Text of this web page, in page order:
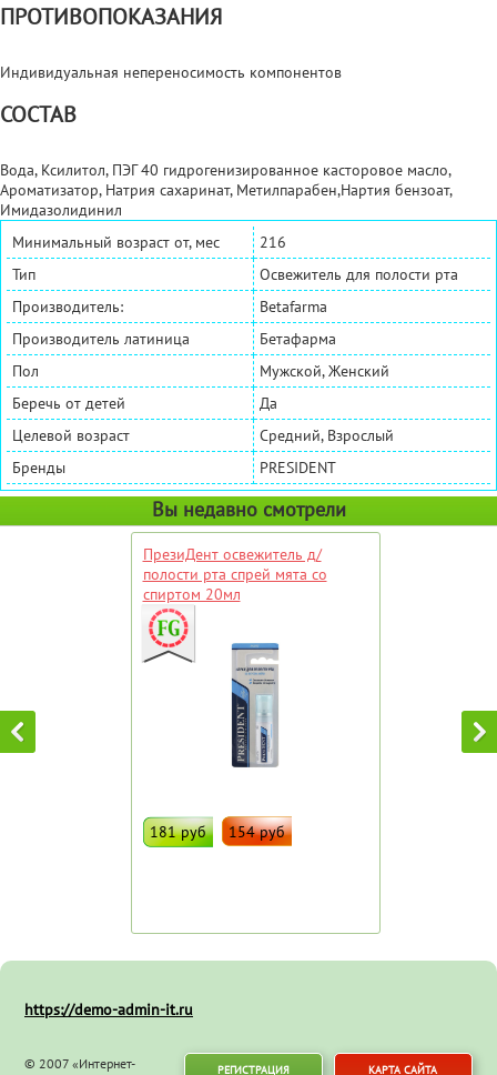
ПРОТИВОПОКАЗАНИЯ
Индивидуальная непереносимость компонентов
СОСТАВ
Вода, Ксилитол, ПЭГ 40 гидрогенизированное касторовое масло,
Ароматизатор, Натрия сахаринат, Метилпарабен,Нартия бензоат,
Имидазолидинил
Минимальный возраст от, мес
216
Тип
Освежитель для полости рта
Производитель:
Betafarma
Производитель латиница
Бетафарма
Пол
Мужской, Женский
Беречь от детей
Да
Целевой возраст
Средний, Взрослый
Бренды
PRESIDENT
Вы недавно смотрели
ПрезиДент освежитель д/
полости рта спрей мята со
спиртом 20мл
181 руб 154 руб
https://demo-admin-it.ru
© 2007 «Интернет- РЕГИСТРАЦИЯ КАРТА САЙТА